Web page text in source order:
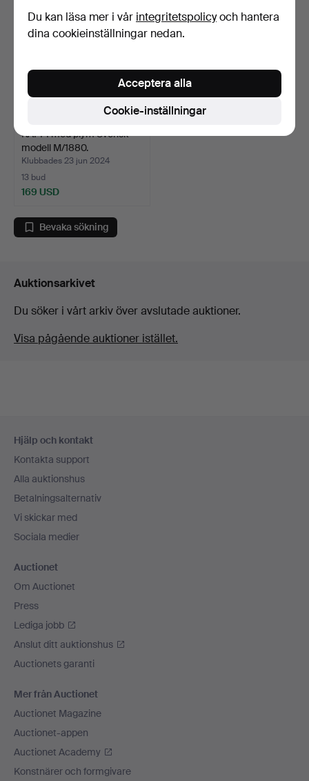
KÄPPI med plym Svensk
modell M/1880.
Klubbades 23 jun 2024
13 bud
169 USD
Bevaka sökning
Auktionsarkivet
Du söker i vårt arkiv över avslutade auktioner.
Visa pågående auktioner istället.
Hjälp och kontakt
Kontakta support
Alla auktionshus
Betalningsalternativ
Vi skickar med
Sociala medier
Auctionet
Om Auctionet
Press
Lediga jobb
Anslut ditt auktionshus
Auctionets garanti
Mer från Auctionet
Auctionet Magazine
Auctionet-appen
Auctionet Academy
Konstnärer och formgivare
Du kan läsa mer i vår integritetspolicyoch hantera
dina cookieinställningar nedan.
Cookie-inställningar
Acceptera alla